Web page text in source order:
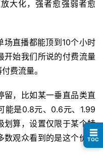
大化，强者愈强弱者愈
场直播都能顶到10个小时
开始我们所说的付费流量
费流量。
留，比如某一垂直品类直
能是0.8元、0.6元、1.99
划算，设置仅限于某个特
数观众看到的是这个价但
☰
TOC